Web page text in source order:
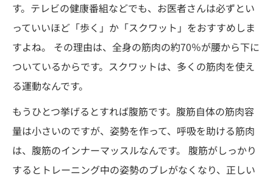
す。テレビの健康番組などでも、お医者さんは必ずとい
っていいほど「歩く」か「スクワット」をおすすめしま
すよね。 その理由は、全身の筋肉の約70％が腰から下に
ついているからです。スクワットは、多くの筋肉を使え
る運動なんです。
もうひとつ挙げるとすれば腹筋です。腹筋自体の筋肉容
量は小さいのですが、姿勢を作って、呼吸を助ける筋肉
は、腹筋のインナーマッスルなんです。 腹筋がしっかり
するとトレーニング中の姿勢のブレがなくなり、正しい